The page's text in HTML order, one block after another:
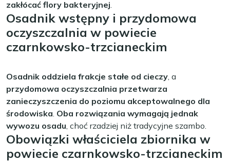
zakłócać flory bakteryjnej.
Osadnik wstępny i przydomowa
oczyszczalnia w powiecie
czarnkowsko-trzcianeckim
Osadnik oddziela frakcje stałe od cieczy, a
przydomowa oczyszczalnia przetwarza
zanieczyszczenia do poziomu akceptowalnego dla
środowiska. Oba rozwiązania wymagają jednak
wywozu osadu, choć rzadziej niż tradycyjne szambo.
Obowiązki właściciela zbiornika w
powiecie czarnkowsko-trzcianeckim